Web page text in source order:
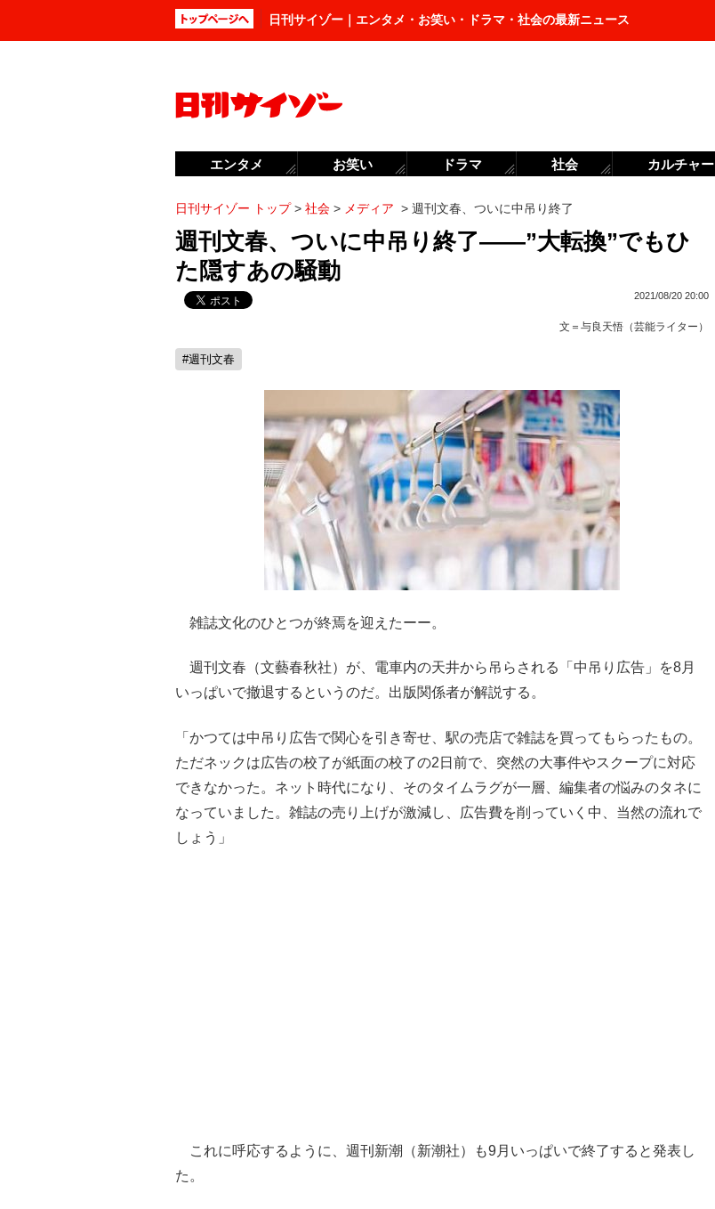
日刊サイゾー｜エンタメ・お笑い・ドラマ・社会の最新ニュース
日刊サイゾー トップ> 社会 > メディア > 週刊文春、ついに中吊り終了
週刊文春、ついに中吊り終了――”大転換”でもひ
た隠すあの騒動
2021/08/20 20:00
文＝ 与良天悟（芸能ライター）
#週刊文春
雑誌文化のひとつが終焉を迎えたーー。
週刊文春（文藝春秋社）が、電車内の天井から吊らされる「中吊り広告」を8月
いっぱいで撤退するというのだ。出版関係者が解説する。
「かつては中吊り広告で関心を引き寄せ、駅の売店で雑誌を買ってもらったもの。
ただネックは広告の校了が紙面の校了の2日前で、突然の大事件やスクープに対応
できなかった。ネット時代になり、そのタイムラグが一層、編集者の悩みのタネに
なっていました。雑誌の売り上げが激減し、広告費を削っていく中、当然の流れで
しょう」
これに呼応するように、週刊新潮（新潮社）も9月いっぱいで終了すると発表し
た。
エンタメ お笑い ドラマ 社会 カルチャー